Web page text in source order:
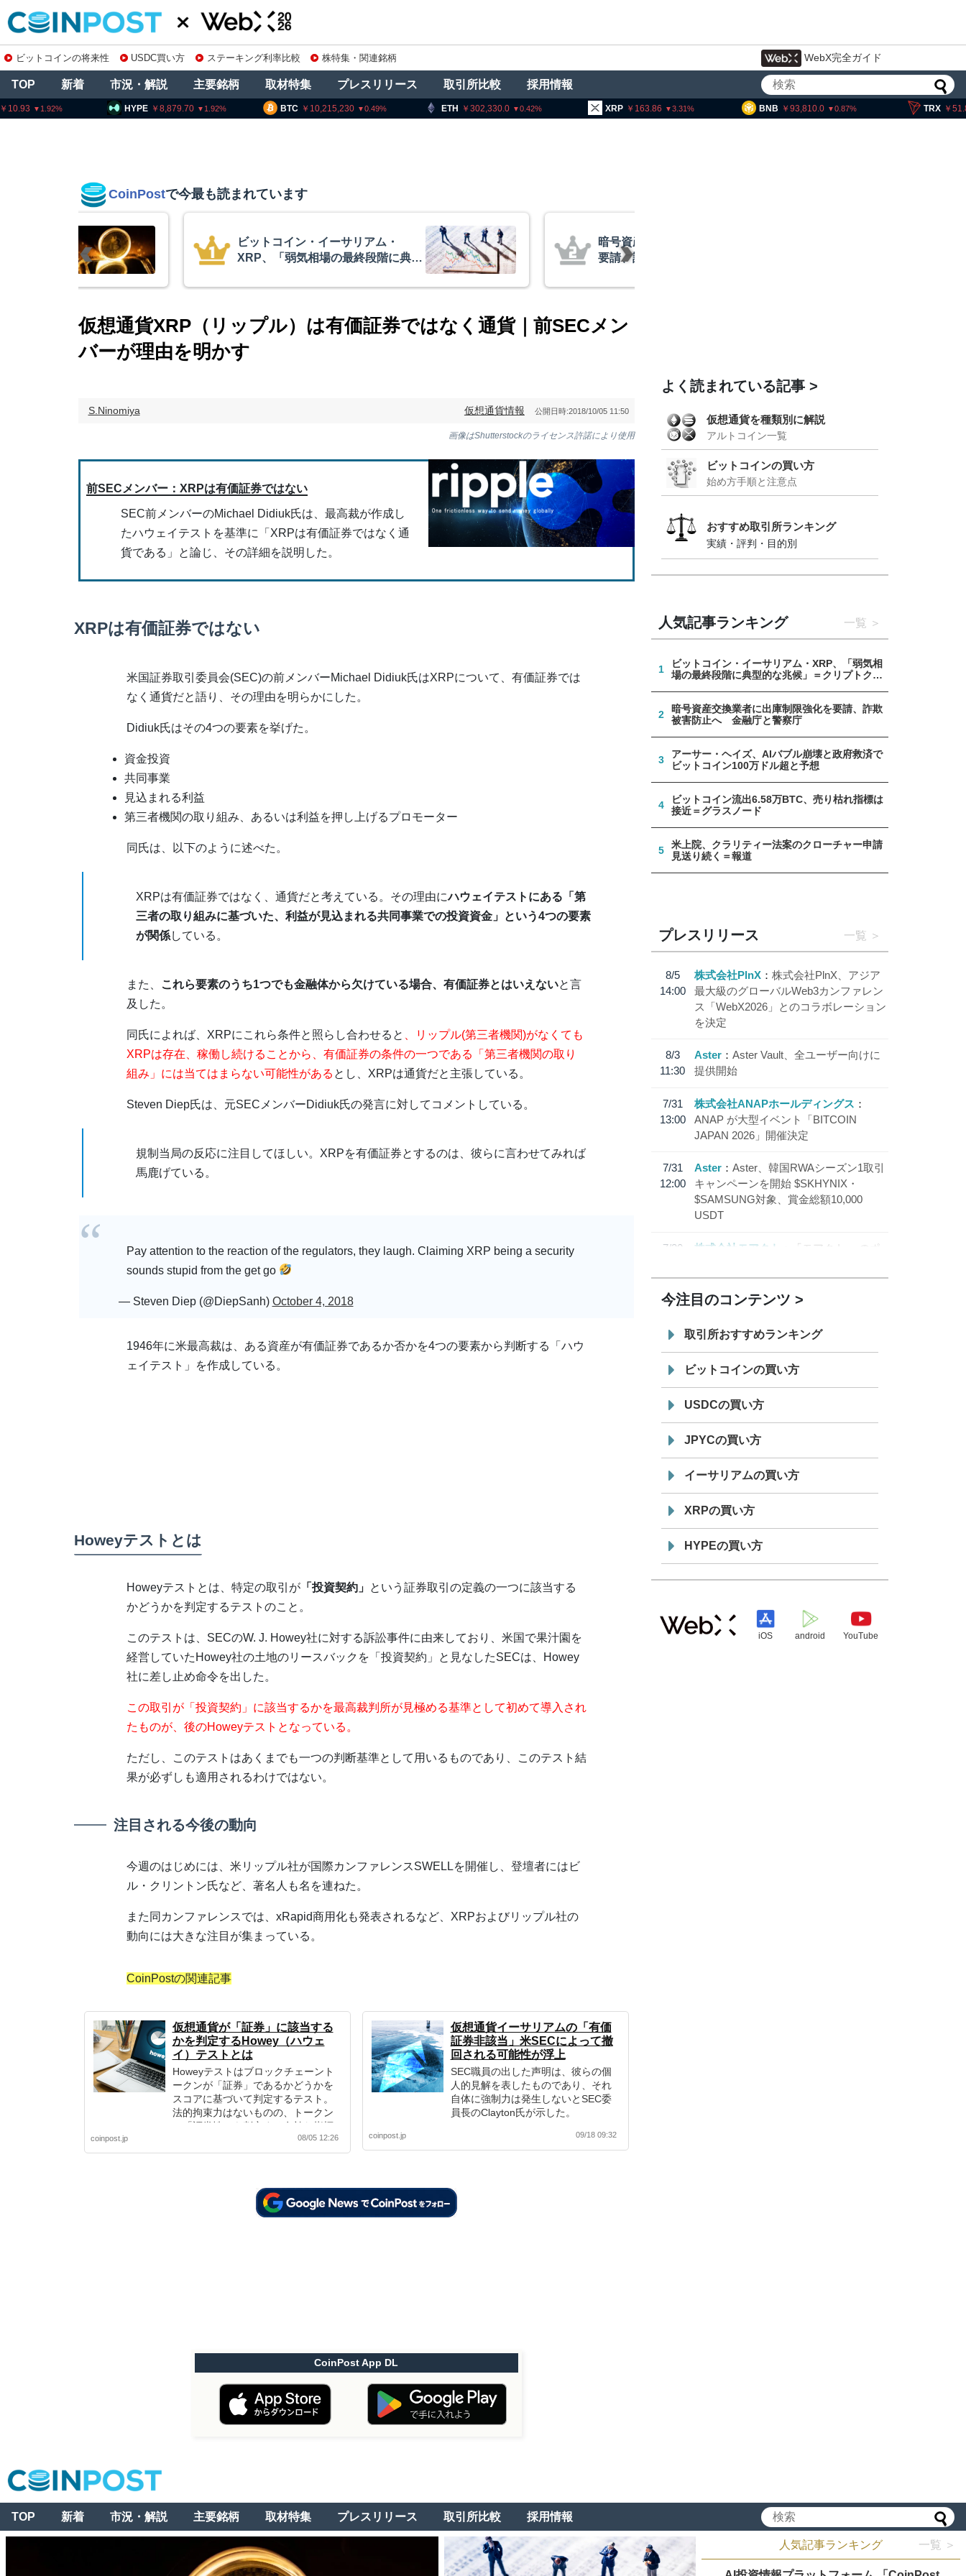
ビットコインの将来性 USDC買い方 ステーキング利率比較 株特集・関連銘柄 WebX完全ガイド
TOP 新着 市況・解説 主要銘柄 取材特集 プレスリリース 取引所比較 採用情報
BTC 10,215,230 0.49 ETH 302,330.0 XRP 163.86 BNB 93,810.0 TRX 51.84
HYPE 8,879.70 1.92
CoinPostで今最も読まれています
暗号資産交換業者に出庫制限強化を
要請、詐欺被害防止へ 金融庁と警
アーサー・ヘイズ、AIバブル崩壊と
政府救済でビットコイン100万ドル
仮想通貨XRP（リップル）は有価証券ではなく通貨｜前SECメン
バーが理由を明かす
S.Ninomiya 仮想通貨情報 公開日時:2018/10/05 11:50
画像はShutterstockのライセンス許諾により使用
前SECメンバー：XRPは有価証券ではない
SEC前メンバーのMichael Didiuk氏は、最高裁が作成し
たハウェイテストを基準に「XRPは有価証券ではなく通
貨である」と論じ、その詳細を説明した。
XRPは有価証券ではない
米国証券取引委員会(SEC)の前メンバーMichael Didiuk氏はXRPについて、有価証券では
なく通貨だと語り、その理由を明らかにした。
Didiuk氏はその4つの要素を挙げた。
資金投資
共同事業
見込まれる利益
第三者機関の取り組み、あるいは利益を押し上げるプロモーター
同氏は、以下のように述べた。
XRPは有価証券ではなく、通貨だと考えている。その理由にハウェイテストにある「第
三者の取り組みに基づいた、利益が見込まれる共同事業での投資資金」という4つの要素
が関係している。
また、 これら要素のうち1つでも金融体から欠けている場合、有価証券とはいえないと言
及した。
同氏によれば、XRPにこれら条件と照らし合わせると
、リップル(第三者機関)がなくても
XRPは存在、稼働し続けることから、有価証券の条件の一つである「第三者機関の取り
組み」には当てはまらない可能性がある とし、XRPは通貨だと主張している。
Steven Diep氏は、元SECメンバーDidiuk氏の発言に対してコメントしている。
規制当局の反応に注目してほしい。XRPを有価証券とするのは、彼らに言わせてみれば
馬鹿げている。
Pay attention to the reaction of the regulators, they laugh. Claiming XRP being a security
sounds stupid from the get go
— Steven Diep (@DiepSanh) October 4, 2018
1946年に米最高裁は、ある資産が有価証券であるか否かを4つの要素から判断する「ハウ
ェイテスト」を作成している。
Howeyテストとは
Howeyテストとは、特定の取引が「投資契約」 という証券取引の定義の一つに該当する
かどうかを判定するテストのこと。
このテストは、SECのW. J. Howey社に対する訴訟事件に由来しており、米国で果汁園を
経営していたHowey社の土地のリースバックを「投資契約」と見なしたSECは、Howey
社に差し止め命令を出した。
この取引が「投資契約」に該当するかを最高裁判所が見極める基準として初めて導入され
たものが、後のHoweyテストとなっている。
ただし、このテストはあくまでも一つの判断基準として用いるものであり、このテスト結
果が必ずしも適用されるわけではない。
注目される今後の動向
今週のはじめには、米リップル社が国際カンファレンスSWELLを開催し、登壇者にはビ
ル・クリントン氏など、著名人も名を連ねた。
また同カンファレンスでは、xRapid商用化も発表されるなど、XRPおよびリップル社の
動向には大きな注目が集まっている。
CoinPostの関連記事
仮想通貨が「証券」に該当する
かを判定するHowey（ハウェ
イ）テストとは
Howeyテストはブロックチェーント
ークンが「証券」であるかどうかを
スコアに基づいて判定するテスト。
法的拘束力はないものの、トークン
の「証券性」を判定する有効な指標
であり、いくつかのICOプロジェクト
はトークンのテストスコアを公表し
coinpost.jp 08/05 12:26
仮想通貨イーサリアムの「有価
証券非該当」米SECによって撤
回される可能性が浮上
SEC職員の出した声明は、彼らの個
人的見解を表したものであり、それ
自体に強制力は発生しないとSEC委
員長のClayton氏が示した。
coinpost.jp 09/18 09:32
CoinPost App DL
よく読まれている記事
仮想通貨を種類別に解説
アルトコイン一覧
ビットコインの買い方
始め方手順と注意点
おすすめ取引所ランキング
実績・評判・目的別
人気記事ランキング 一覧
1
ビットコイン・イーサリアム・XRP、「弱気相
場の最終段階に典型的な兆候」＝クリプトクア
2
暗号資産交換業者に出庫制限強化を要請、詐欺
被害防止へ 金融庁と警察庁
3
アーサー・ヘイズ、AIバブル崩壊と政府救済で
ビットコイン100万ドル超と予想
4
ビットコイン流出6.58万BTC、売り枯れ指標は
接近＝グラスノード
5
米上院、クラリティー法案のクローチャー申請
見送り続く＝報道
プレスリリース 一覧
8/5
14:00
株式会社PlnX
株式会社PlnX、アジア
最大級のグローバルWeb3カンファレン
ス「WebX2026」とのコラボレーション
を決定
8/3
11:30
Aster
Aster Vault、全ユーザー向けに
提供開始
7/31
13:00
株式会社ANAPホールディングス
ANAP が大型イベント「BITCOIN
JAPAN 2026」開催決定
7/31
12:00
Aster
Aster、韓国RWAシーズン1取引
キャンペーンを開始 $SKHYNIX・
$SAMSUNG対象、賞金総額10,000
USDT
7/30
株式会社モアクト
「モアクト」 のポ
「 JPYC」を追加
19:30
てステーブルコイン「JPYSC」徹底解
説セミナーを開催
今注目のコンテンツ
取引所おすすめランキング
ビットコインの買い方
USDCの買い方
JPYCの買い方
イーサリアムの買い方
XRPの買い方
HYPEの買い方
iOS android YouTube
TOP 新着 市況・解説 主要銘柄 取材特集 プレスリリース 取引所比較 採用情報
人気記事ランキング 一覧 ＞